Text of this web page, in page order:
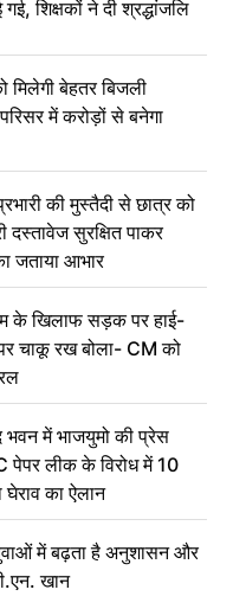
शिक्षकों ने दी श्रद्धांजलि
बेहतर बिजली
में करोड़ों से बनेगा
की मुस्तैदी से छात्र को
दस्तावेज सुरक्षित पाकर
जताया आभार
के खिलाफ सड़क पर हाई-
पर चाकू रख बोला- CM को
भवन में भाजयुमो की प्रेस
पेपर लीक के विरोध में 10
का ऐलान
में बढ़ता है अनुशासन और
खान